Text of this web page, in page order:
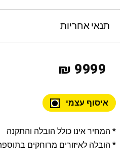
תנאי אחריות
9999 ₪
איסוף עצמי
* המחיר אינו כולל הובלה והתקנה
* הובלה לאיזורים מרוחקים